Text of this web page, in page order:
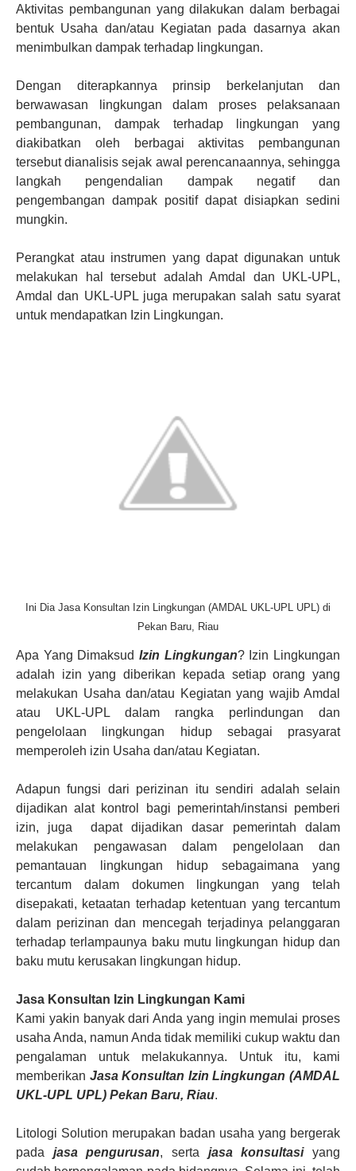
Aktivitas pembangunan yang dilakukan dalam berbagai
bentuk Usaha dan/atau
Kegiatan pada dasarnya akan
menimbulkan dampak terhadap lingkungan.
Dengan diterapkannya prinsip berkelanjutan dan
berwawasan lingkungan dalam proses pelaksanaan
pembangunan, dampak terhadap lingkungan yang
diakibatkan oleh berbagai aktivitas pembangunan
tersebut dianalisis sejak awal perencanaannya, sehingga
langkah pengendalian dampak negatif dan
pengembangan dampak positif dapat disiapkan sedini
mungkin.
Perangkat atau instrumen yang dapat digunakan untuk
melakukan hal tersebut adalah Amdal dan UKL-UPL,
Amdal dan UKL-UPL juga merupakan salah satu syarat
untuk mendapatkan Izin Lingkungan.
Ini Dia Jasa Konsultan Izin Lingkungan (AMDAL UKL-UPL UPL) di
Pekan Baru, Riau
Apa Yang Dimaksud Izin Lingkungan? Izin Lingkungan
adalah izin yang diberikan kepada setiap orang yang
melakukan Usaha dan/atau Kegiatan yang wajib Amdal
atau UKL-UPL dalam rangka perlindungan dan
pengelolaan lingkungan hidup sebagai prasyarat
memperoleh izin Usaha dan/atau Kegiatan.
Adapun fungsi dari perizinan itu sendiri adalah selain
dijadikan alat kontrol bagi pemerintah/instansi pemberi
izin, juga dapat dijadikan dasar pemerintah dalam
melakukan pengawasan dalam pengelolaan dan
pemantauan lingkungan hidup sebagaimana yang
tercantum dalam dokumen lingkungan yang telah
disepakati, ketaatan terhadap ketentuan yang tercantum
dalam perizinan dan mencegah terjadinya pelanggaran
terhadap terlampaunya baku mutu lingkungan hidup dan
baku mutu kerusakan lingkungan hidup.
Jasa Konsultan Izin Lingkungan Kami
Kami yakin banyak dari Anda yang ingin memulai proses
usaha Anda, namun Anda tidak memiliki cukup waktu dan
pengalaman untuk melakukannya. Untuk itu, kami
memberikan Jasa Konsultan Izin Lingkungan (AMDAL
UKL-UPL UPL) Pekan Baru, Riau.
Litologi Solution merupakan badan usaha yang bergerak
pada jasa pengurusan, serta jasa konsultasiyang